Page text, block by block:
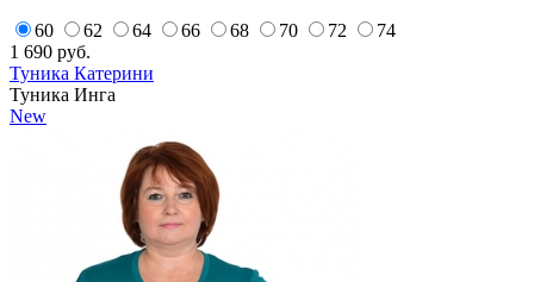
60 62 64 66 68 70 72
74
1 690 руб.
Туника Катерини
Туника Инга
New